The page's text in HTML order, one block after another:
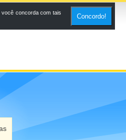
concorda com tais
Concordo!